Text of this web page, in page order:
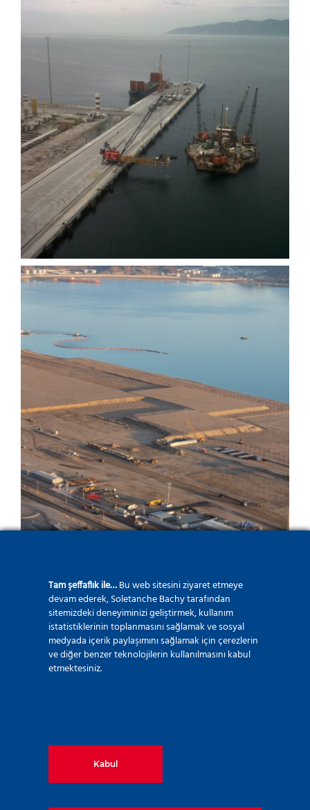
Gemlik Limanı Projesi
Türkmenbaşı Limanı
Projesi
Akkuyu Nükleer Enerji
Tam şeffaflık ile…Bu web sitesini ziyaret etmeye
devam ederek, Soletanche Bachy tarafından
sitemizdeki deneyiminizi geliştirmek, kullanım
istatistiklerinin toplanmasını sağlamak ve sosyal
medyada içerik paylaşımını sağlamak için çerezlerin
ve diğer benzer teknolojilerin kullanılmasını kabul
etmektesiniz.
Kabul